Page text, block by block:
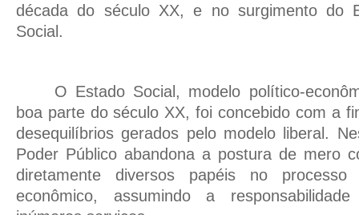
década do século XX, e no surgimento do
Social.
O Estado Social, modelo político-
boa parte do século XX, foi concebido com a
desequilíbrios gerados pelo modelo liberal.
Poder Público abandona a postura de mero
diretamente diversos papéis no processo
econômico, assumindo a